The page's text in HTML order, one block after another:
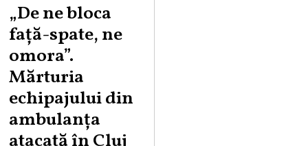
„De ne bloca
față-spate, ne
omora”.
Mărturia
echipajului din
ambulanța